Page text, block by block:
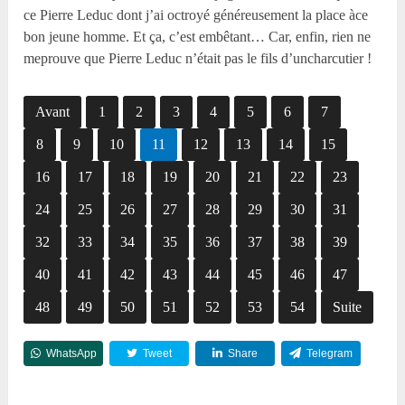
ce Pierre Leduc dont j’ai octroyé généreusement la place àce
bon jeune homme. Et ça, c’est embêtant… Car, enfin, rien ne
meprouve que Pierre Leduc n’était pas le fils d’uncharcutier !
Avant 1 2 3 4 5 6 7
8 9 10 11 12 13 14 15
16 17 18 19 20 21 22 23
24 25 26 27 28 29 30 31
32 33 34 35 36 37 38 39
40 41 42 43 44 45 46 47
48 49 50 51 52 53 54 Suite
WhatsApp Tweet Share Telegram